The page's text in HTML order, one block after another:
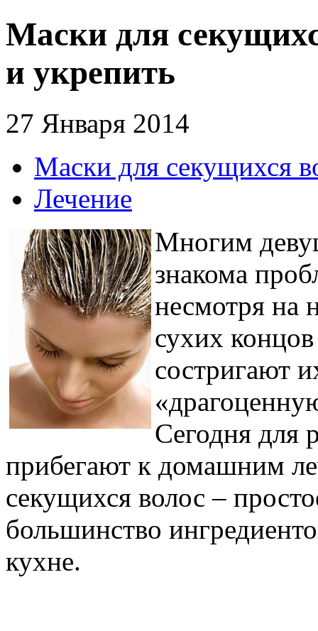
Маски для
и укрепить
27 Января 2014
Маски для секущихся
Лечение
Многим
знакома
несмотря на
сухих
состригают
Сегодня для
прибегают к домашним
секущихся волос –
большинство
кухне.